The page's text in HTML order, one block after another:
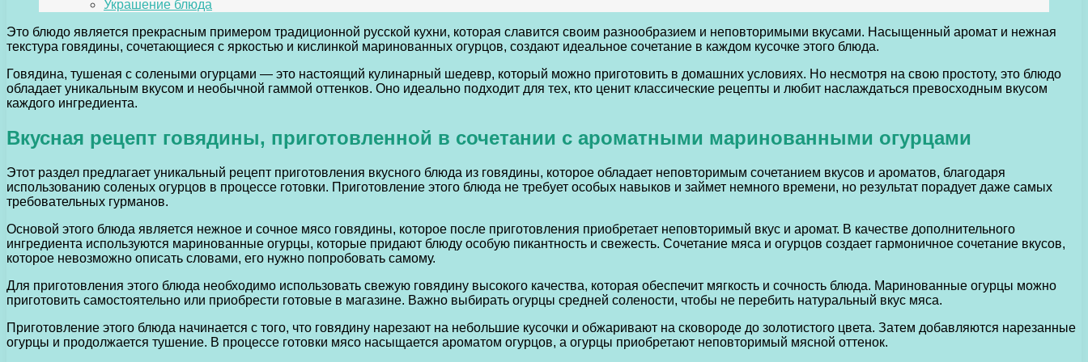
Украшение блюда
Это блюдо является прекрасным примером традиционной русской кухни, которая славится своим разнообразием и неповторимыми вкусами. Насыщенный аромат и нежная
текстура говядины, сочетающиеся с яркостью и кислинкой маринованных огурцов, создают идеальное сочетание в каждом кусочке этого блюда.
Говядина, тушеная с солеными огурцами — это настоящий кулинарный шедевр, который можно приготовить в домашних условиях. Но несмотря на свою простоту, это блюдо
обладает уникальным вкусом и необычной гаммой оттенков. Оно идеально подходит для тех, кто ценит классические рецепты и любит наслаждаться превосходным вкусом
каждого ингредиента.
Вкусная рецепт говядины, приготовленной в сочетании с ароматными маринованными огурцами
Этот раздел предлагает уникальный рецепт приготовления вкусного блюда из говядины, которое обладает неповторимым сочетанием вкусов и ароматов, благодаря
использованию соленых огурцов в процессе готовки. Приготовление этого блюда не требует особых навыков и займет немного времени, но результат порадует даже самых
требовательных гурманов.
Основой этого блюда является нежное и сочное мясо говядины, которое после приготовления приобретает неповторимый вкус и аромат. В качестве дополнительного
ингредиента используются маринованные огурцы, которые придают блюду особую пикантность и свежесть. Сочетание мяса и огурцов создает гармоничное сочетание вкусов,
которое невозможно описать словами, его нужно попробовать самому.
Для приготовления этого блюда необходимо использовать свежую говядину высокого качества, которая обеспечит мягкость и сочность блюда. Маринованные огурцы можно
приготовить самостоятельно или приобрести готовые в магазине. Важно выбирать огурцы средней солености, чтобы не перебить натуральный вкус мяса.
Приготовление этого блюда начинается с того, что говядину нарезают на небольшие кусочки и обжаривают на сковороде до золотистого цвета. Затем добавляются нарезанные
огурцы и продолжается тушение. В процессе готовки мясо насыщается ароматом огурцов, а огурцы приобретают неповторимый мясной оттенок.